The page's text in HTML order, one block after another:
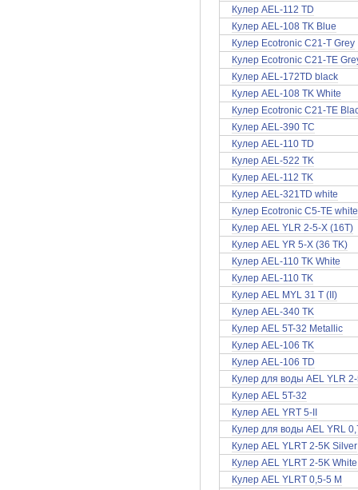
Кулер AEL-112 TD
Кулер AEL-108 TK Blue
Кулер Ecotronic C21-T Grey
Кулер Ecotronic C21-TE
Кулер AEL-172TD black
Кулер AEL-108 TK White
Кулер Ecotronic C21-TE
Кулер AEL-390 TC
Кулер AEL-110 TD
Кулер AEL-522 TK
Кулер AEL-112 TK
Кулер AEL-321TD white
Кулер Ecotronic C5-TE white
Кулер AEL YLR 2-5-X (16T)
Кулер AEL YR 5-X (36 TK)
Кулер AEL-110 TK White
Кулер AEL-110 TK
Кулер AEL MYL 31 T (II)
Кулер AEL-340 TK
Кулер AEL 5T-32 Metallic
Кулер AEL-106 TK
Кулер AEL-106 TD
Кулер для воды AEL YLR
Кулер AEL 5T-32
Кулер AEL YRT 5-II
Кулер для воды AEL YRL
Кулер AEL YLRT 2-5K Silver
Кулер AEL YLRT 2-5K White
Кулер AEL YLRT 0,5-5 M